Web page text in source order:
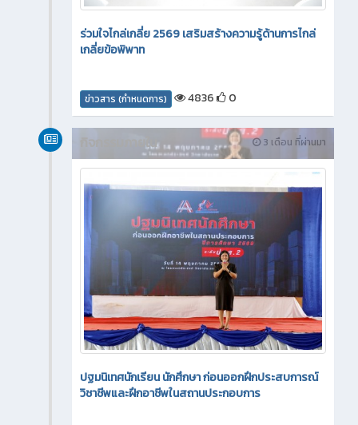
ร่วมใจไกล่เกลี่ย 2569 เสริมสร้างความรู้ด้านการไกล่
เกลี่ยข้อพิพาท
ข่าวสาร (กำหนดการ) 4836 0
3 เดือน ที่ผ่านมา
กิจกรรมภายใน
ปฐมนิเทศนักเรียน นักศึกษา ก่อนออกฝึกประสบการณ์
วิชาชีพและฝึกอาชีพในสถานประกอบการ